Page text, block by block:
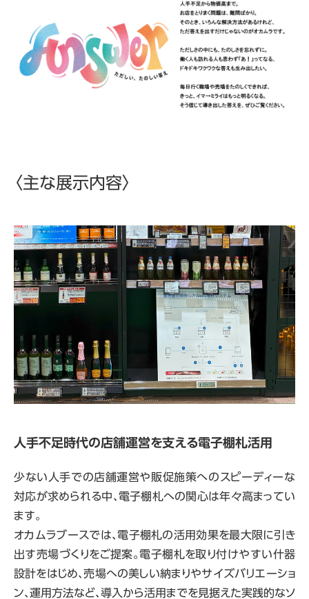
〈主な展示内容〉
人手不足時代の店舗運営を支える電子棚札活用
少ない人手での店舗運営や販促施策へのスピーディーな
対応が求められる中、電子棚札への関心は年々高まってい
ます。
オカムラブースでは、電子棚札の活用効果を最大限に引き
出す売場づくりをご提案。電子棚札を取り付けやすい什器
設計をはじめ、売場への美しい納まりやサイズバリエーショ
ン、運用方法など、導入から活用までを見据えた実践的なソ